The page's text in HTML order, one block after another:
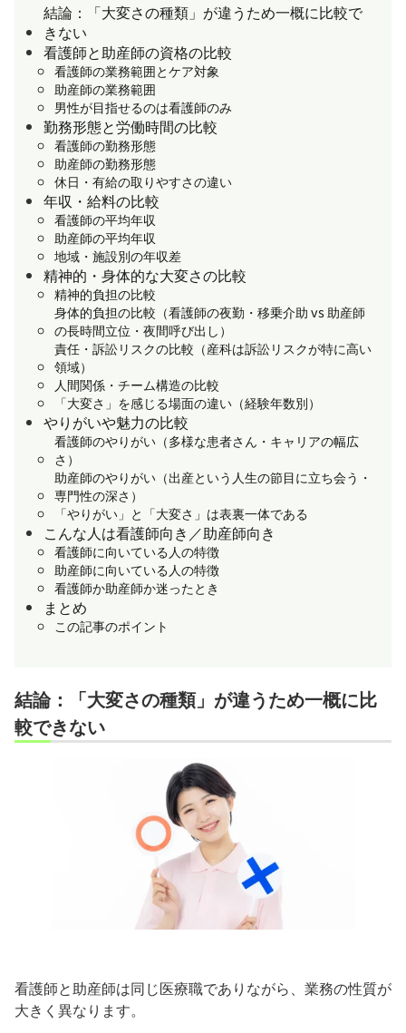
結論：「大変さの種類」が違うため一概に比較で
きない
看護師と助産師の資格の比較
看護師の業務範囲とケア対象
助産師の業務範囲
男性が目指せるのは看護師のみ
勤務形態と労働時間の比較
看護師の勤務形態
助産師の勤務形態
休日・有給の取りやすさの違い
年収・給料の比較
看護師の平均年収
助産師の平均年収
地域・施設別の年収差
精神的・身体的な大変さの比較
精神的負担の比較
身体的負担の比較（看護師の夜勤・移乗介助 vs 助産師
の長時間立位・夜間呼び出し）
責任・訴訟リスクの比較（産科は訴訟リスクが特に高い
領域）
人間関係・チーム構造の比較
「大変さ」を感じる場面の違い（経験年数別）
やりがいや魅力の比較
看護師のやりがい（多様な患者さん・キャリアの幅広
さ）
助産師のやりがい（出産という人生の節目に立ち会う・
専門性の深さ）
「やりがい」と「大変さ」は表裏一体である
こんな人は看護師向き／助産師向き
看護師に向いている人の特徴
助産師に向いている人の特徴
看護師か助産師か迷ったとき
まとめ
この記事のポイント
結論：「大変さの種類」が違うため一概に比
較できない
看護師と助産師は同じ医療職でありながら、業務の性質が
大きく異なります。